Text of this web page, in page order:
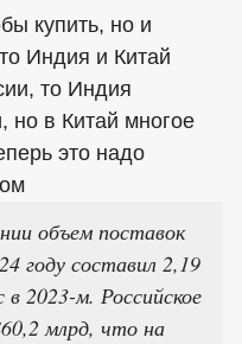
купить, но и
Индия и Китай
то Индия
но в Китай многое
это надо
объем поставок
году составил 2,19
2023-м. Российское
млрд, что на